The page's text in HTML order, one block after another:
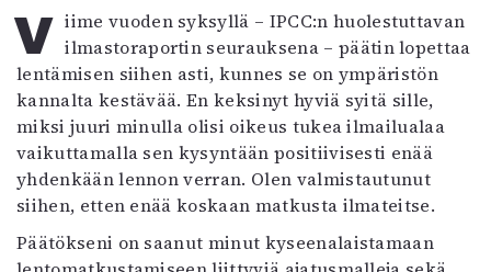
Näyttelyt
Musiikki
Levyt
Kuvataide
Kirjat
In English
Esitystaide
Arkisto
Lehdet
Viime vuoden syksyllä – IPCC:n huolestuttavan ilmastoraportin seurauksena – päätin lopettaa
lentämisen siihen asti, kunnes se on ympäristön
kannalta kestävää. En keksinyt hyviä syitä sille,
miksi juuri minulla olisi oikeus tukea ilmailualaa
vaikuttamalla sen kysyntään positiivisesti enää
yhdenkään lennon verran. Olen valmistautunut
siihen, etten enää koskaan matkusta ilmateitse.
Päätökseni on saanut minut kyseenalaistamaan